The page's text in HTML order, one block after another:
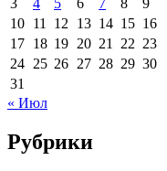
10 11 12 13 14 15 16
17 18 19 20 21 22 23
24 25 26 27 28 29 30
31
« Июл
Рубрики